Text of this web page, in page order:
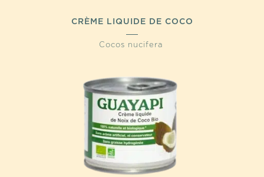
CRÈME LIQUIDE DE COCO
Cocos nucifera